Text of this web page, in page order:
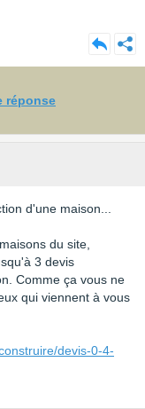
réponse
d'une maison...
du site,
3 devis
Comme ça vous ne
qui viennent à vous
devis-0-4-